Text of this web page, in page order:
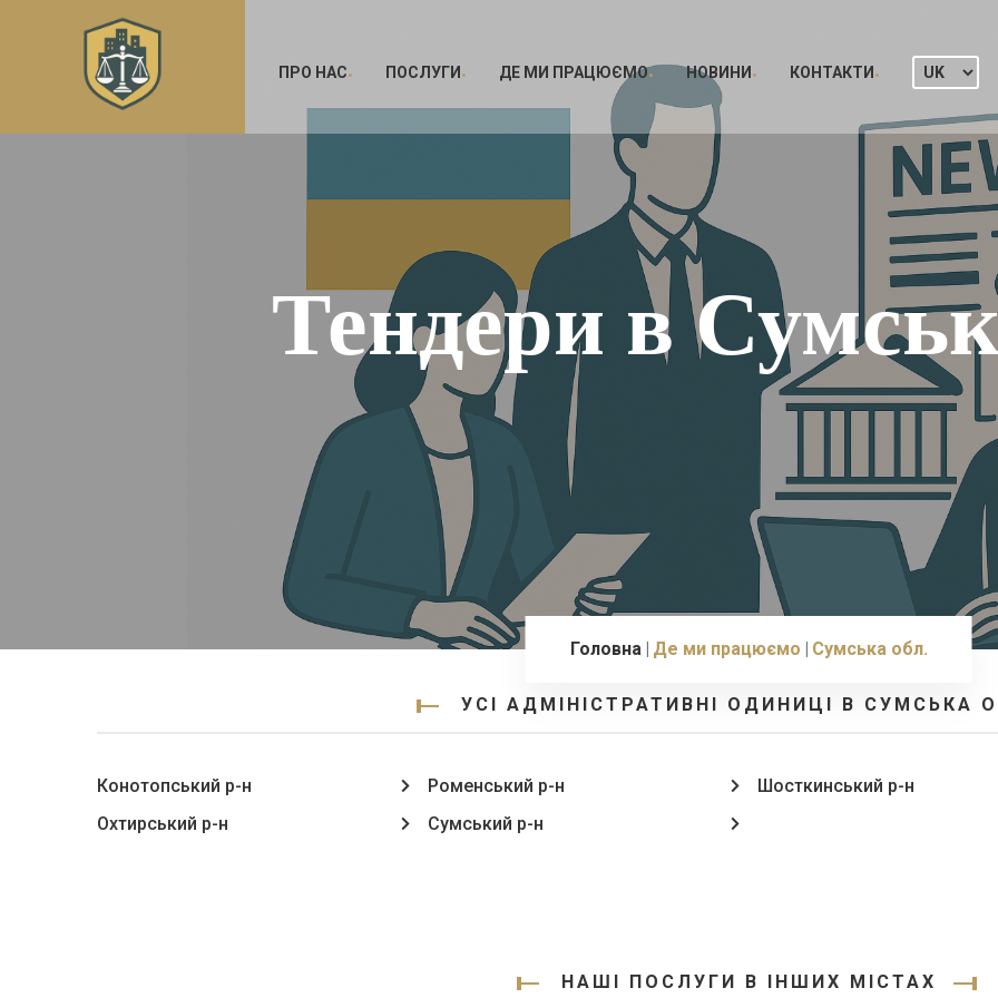
ПРО НАС ПОСЛУГИ ДЕ МИ ПРАЦЮЄМО НОВИНИ КОНТАКТИ
Тендери в
Головна Де ми працюємо Сумська обл.
УСІ АДМІНІСТРАТИВНІ ОДИНИЦІ В СУМСЬКА
Конотопський р-н
Охтирський р-н
Роменський р-н
Сумський р-н
Шосткинський р-н
НАШІ ПОСЛУГИ В ІНШИХ МІСТАХ